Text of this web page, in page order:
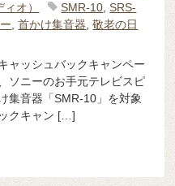
オ） SMR-10 ,SRS-
,首かけ集音器 ,敬老の日
ャッシュバックキャンペー
ソニーのお手元テレビスピ
集音器「SMR-10」を対象
クキャン […]